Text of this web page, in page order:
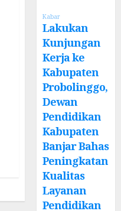
Kabar
Lakukan
Kunjungan
Kerja ke
Kabupaten
Probolinggo,
Dewan
Pendidikan
Kabupaten
Banjar Bahas
Peningkatan
Kualitas
Layanan
Pendidikan